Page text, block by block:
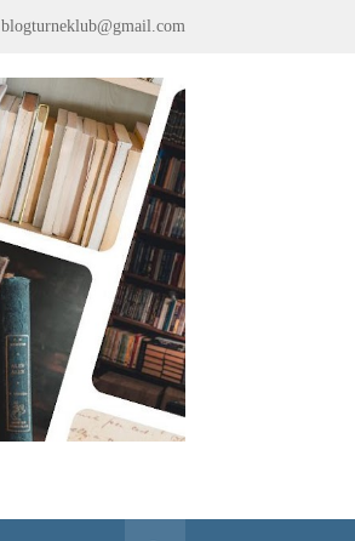
blogturneklub@gmail.com